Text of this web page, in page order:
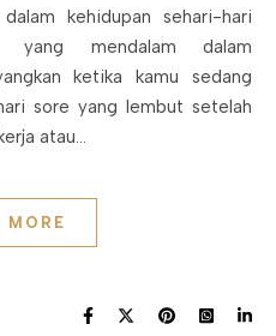
kehidupan sehari-hari
yang mendalam dalam
ketika kamu sedang
sore yang lembut setelah
atau…
MORE